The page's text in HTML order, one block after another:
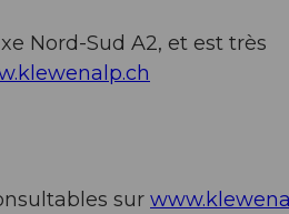
Nord-Sud A2, et est très
sur